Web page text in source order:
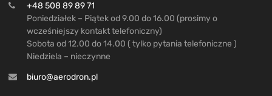
+48 508 89 89 71
Poniedziałek – Piątek od 9.00 do 16.00 (prosimy o
wcześniejszy kontakt telefoniczny)
Sobota od 12.00 do 14.00 ( tylko pytania telefoniczne )
Niedziela – nieczynne
biuro@aerodron.pl